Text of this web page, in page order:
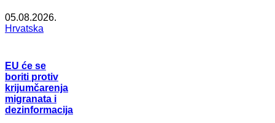
05.08.2026.
Hrvatska
EU će se
boriti protiv
krijumčarenja
migranata i
dezinformacija